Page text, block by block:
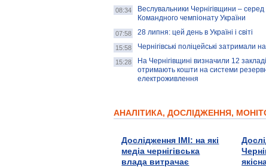
08:34
Веслувальники Чернігівщини –
Командного чемпіонату України
07:58 28 липня: цей день в Україні і світі
15:58 Чернігівські поліцейські затримали
15:28
На Чернігівщині визначили 12
отримають кошти на системи
електроживлення
АНАЛІТИКА, ДОСЛІДЖЕННЯ,
Дослідження ІМІ: на які
медіа чернігівська
влада витрачає